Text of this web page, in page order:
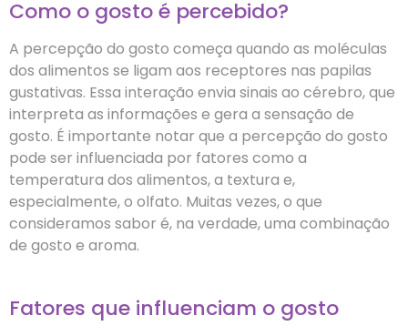
Como o gosto é percebido?
A percepção do gosto começa quando as moléculas
dos alimentos se ligam aos receptores nas papilas
gustativas. Essa interação envia sinais ao cérebro, que
interpreta as informações e gera a sensação de
gosto. É importante notar que a percepção do gosto
pode ser influenciada por fatores como a
temperatura dos alimentos, a textura e,
especialmente, o olfato. Muitas vezes, o que
consideramos sabor é, na verdade, uma combinação
de gosto e aroma.
Fatores que influenciam o gosto